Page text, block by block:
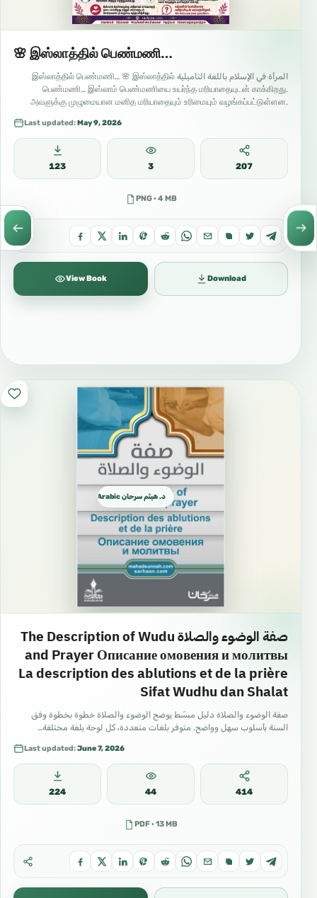
🌸 இஸ்லாத்தில் பெண்மணி…
المرأة في الإسلام باللغة التاميلية இஸ்லாத்தில் பெண்மணி… 🌸 இஸ்லாத்தில்
பெண்மணி… இஸ்லாம் பெண்மணியை உயர்ந்த மரியாதையுடன் காக்கிறது.
அவளுக்கு முழுமையான மனித மரியாதையும் உரிமையும் வழங்கப்பட்டுள்ளன.
Last updated:May 9, 2026
123 3 207
PNG · 4 MB
View Book Download
د. هيثم سرحان Arabic العربية
صفة الوضوء والصلاة The Description of Wudu
and Prayer Описание омовения и молитвы
La description des ablutions et de la prière
Sifat Wudhu dan Shalat
صفة الوضوء والصلاة دليل مبسّط يوضح الوضوء والصلاة خطوة بخطوة وفق
السنة بأسلوب سهل وواضح. متوفر بلغات متعددة، كل لوحة بلغة مختلفة…
Last updated:June 7, 2026
224 44 414
PDF · 13 MB